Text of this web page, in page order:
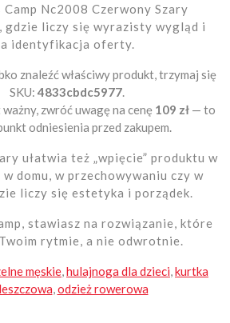
Camp Nc2008 Czerwony Szary
gdzie liczy się wyrazisty wygląd i
identyfikacja oferty.
znaleźć właściwy produkt, trzymaj się
SKU: 4833cbdc5977.
zwróć uwagę na cenę 109 zł — to
odniesienia przed zakupem.
ułatwia też „wpięcie” produktu w
domu, w przechowywaniu czy w
liczy się estetyka i porządek.
stawiasz na rozwiązanie, które
rytmie, a nie odwrotnie.
męskie,hulajnoga dla dzieci,kurtka
,odzież rowerowa